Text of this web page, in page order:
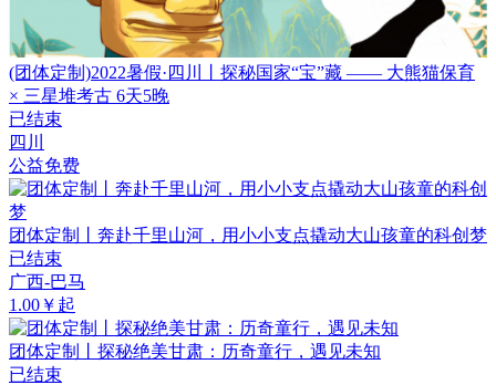
(团体定制)2022暑假·四川丨探秘国家“宝”藏 —— 大熊猫保育
× 三星堆考古 6天5晚
已结束
四川
公益免费
团体定制丨奔赴千里山河，用小小支点撬动大山孩童的科创梦
已结束
广西-巴马
1.00￥起
团体定制丨探秘绝美甘肃：历奇童行，遇见未知
已结束